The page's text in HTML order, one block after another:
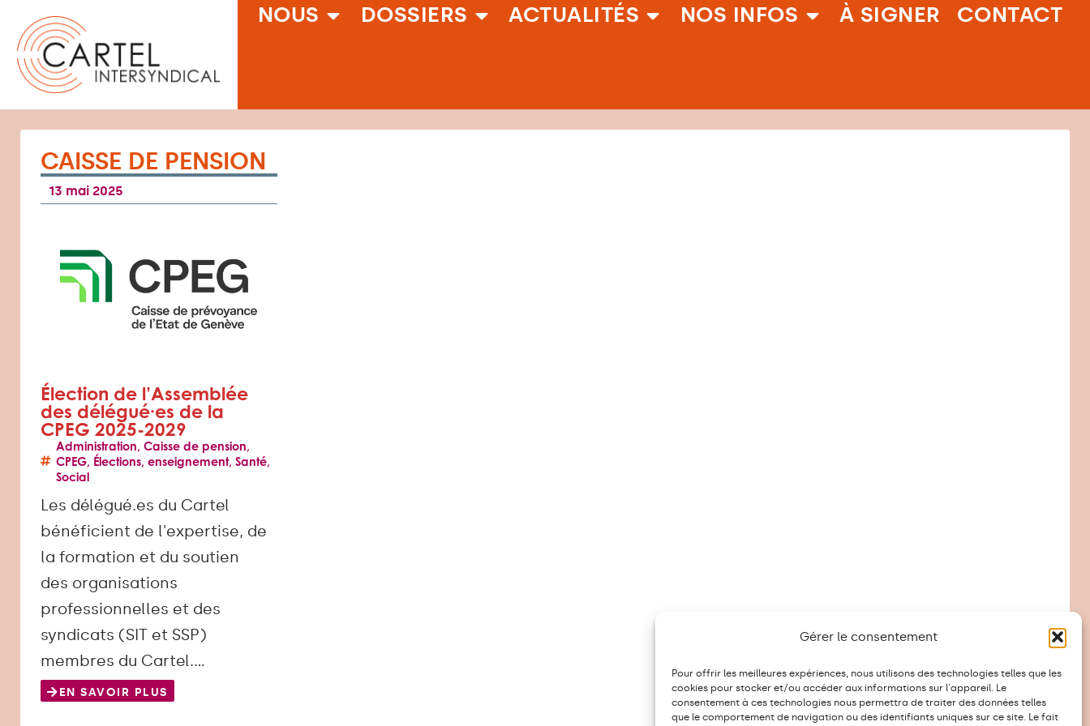
Gérer le consentement
Pour offrir les meilleures expériences, nous utilisons des technologies telles que les
cookies pour stocker et/ou accéder aux informations sur l'appareil. Le
consentement à ces technologies nous permettra de traiter des données telles
que le comportement de navigation ou des identifiants uniques sur ce site. Le fait
NOUS DOSSIERS ACTUALITÉS NOS INFOS À SIGNER CONTACT
CAISSE DE PENSION
13 mai 2025
Élection de l’Assemblée
des délégué·es de la
CPEG 2025-2029
Administration, Caisse de pension,
CPEG, Élections, enseignement, Santé,
Social
Les délégué.es du Cartel
bénéficient de l'expertise, de
la formation et du soutien
des organisations
professionnelles et des
syndicats (SIT et SSP)
membres du Cartel.…
EN SAVOIR PLUS